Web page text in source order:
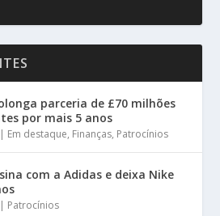
parceria de £70 milhões
por mais 5 anos
| Em destaque, Finanças, Patrocínios
com a Adidas e deixa Nike
| Patrocínios